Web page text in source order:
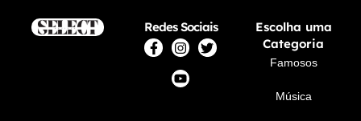
Redes Sociais
Escolha uma
Categoria
Famosos
Música